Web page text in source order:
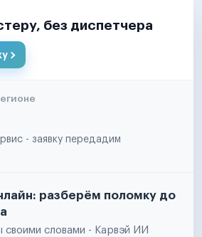
без диспетчера
- заявку передадим
разберём поломку до
словами - Карвэй ИИ